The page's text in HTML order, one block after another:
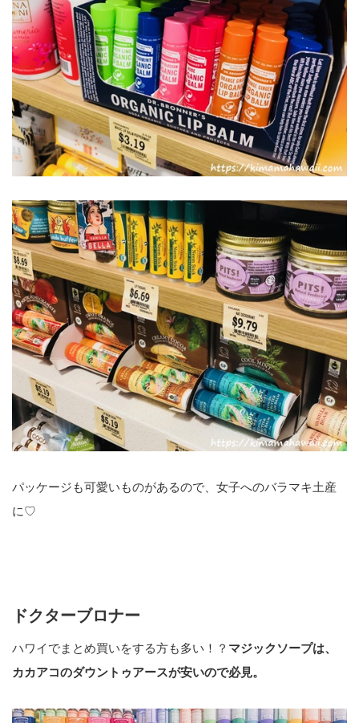
パッケージも可愛いものがあるので、女子へのバラマキ土産
に♡
ドクターブロナー
ハワイでまとめ買いをする方も多い！？ マジックソープは、
カカアコのダウントゥアースが安いので必見。